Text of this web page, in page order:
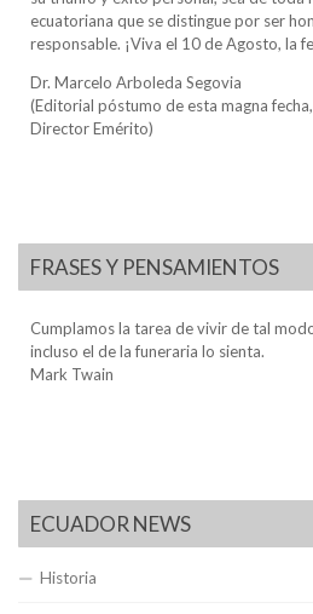
ecuatoriana que se distingue por ser
responsable. ¡Viva el 10 de Agosto, la
Dr. Marcelo Arboleda Segovia
(Editorial póstumo de esta magna
Director Emérito)
FRASES Y PENSAMIENTOS
Cumplamos la tarea de vivir de tal
incluso el de la funeraria lo sienta.
Mark Twain
ECUADOR NEWS
Historia